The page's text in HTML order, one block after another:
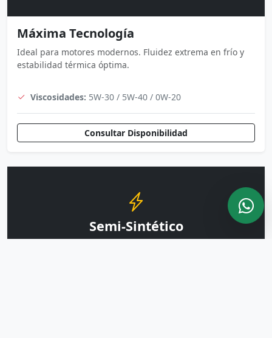
Máxima Tecnología
Ideal para motores modernos. Fluidez extrema en frío y
estabilidad térmica óptima.
Viscosidades: 5W-30 / 5W-40 / 0W-20
Consultar Disponibilidad
Semi-Sintético